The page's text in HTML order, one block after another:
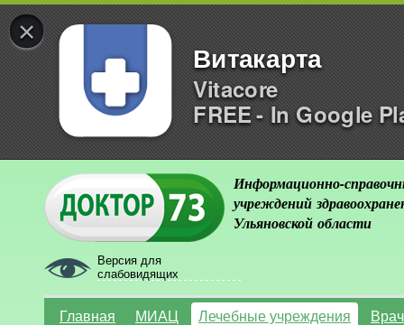
×
Витакарта
Vitacore
FREE - In Google
Версия для
слабовидящих
Информационно-
учреждений
Ульяновской области
Главная МИАЦ Лечебные учреждения